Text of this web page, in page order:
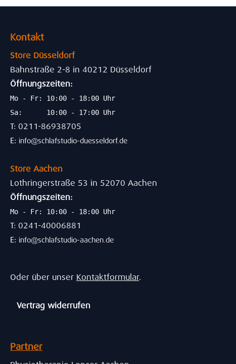
Kontakt
Store Düsseldorf
Bahnstraße 2-8 in 40212 Düsseldorf
Öffnungszeiten:
Mo - Fr: 10:00 - 18:00 Uhr
Sa: 10:00 - 17:00 Uhr
T: 0211-86938705
E: info@schlafstudio-duesseldorf.de
Store Aachen
Lothringerstraße 53 in 52070 Aachen
Öffnungszeiten:
Mo - Fr: 10:00 - 18:00 Uhr
T: 0241-40006881
E: info@schlafstudio-aachen.de
Oder über unser Kontaktformular.
Vertrag widerrufen
Partner